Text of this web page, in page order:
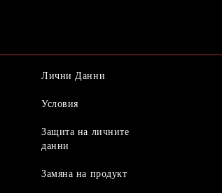
Лични Данни
Условия
Защита на личните
данни
Замяна на продукт